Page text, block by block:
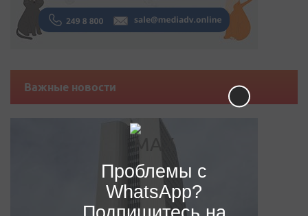
Важные новости
Проблемы с
WhatsApp?